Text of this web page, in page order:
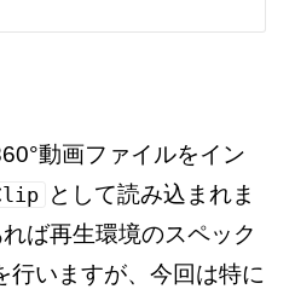
動画ファイルをイン
として読み込まれま
ば再生環境のスペック
行いますが、今回は特に